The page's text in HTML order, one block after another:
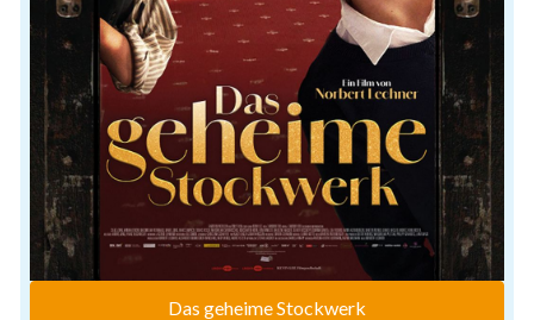
Das geheime Stockwerk